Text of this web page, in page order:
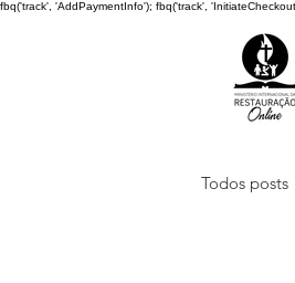
fbq('track', 'AddPaymentInfo'); fbq('track',
Todos posts